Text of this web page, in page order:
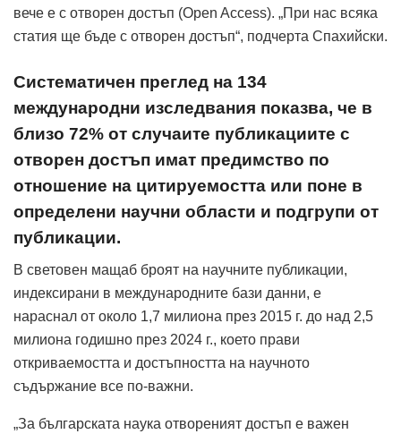
вече е с отворен достъп (Open Access). „При нас всяка
статия ще бъде с отворен достъп“, подчерта Спахийски.
Систематичен преглед на 134
международни изследвания показва, че в
близо 72% от случаите публикациите с
отворен достъп имат предимство по
отношение на цитируемостта или поне в
определени научни области и подгрупи от
публикации.
В световен мащаб броят на научните публикации,
индексирани в международните бази данни, е
нараснал от около 1,7 милиона през 2015 г. до над 2,5
милиона годишно през 2024 г., което прави
откриваемостта и достъпността на научното
съдържание все по-важни.
„За българската наука отвореният достъп е важен